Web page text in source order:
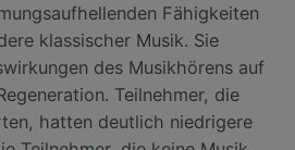
Fähigkeiten
klassischer Musik. Sie
des Musikhörens auf
Teilnehmer, die
hatten deutlich niedrigere